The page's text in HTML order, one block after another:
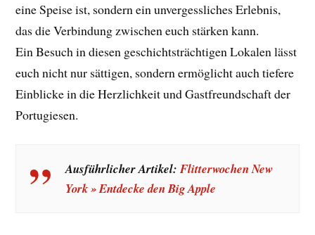
eine Speise ist, sondern ein unvergessliches Erlebnis,
das die Verbindung zwischen euch stärken kann.
Ein Besuch in diesen geschichtsträchtigen Lokalen lässt
euch nicht nur sättigen, sondern ermöglicht auch tiefere
Einblicke in die Herzlichkeit und Gastfreundschaft der
Portugiesen.
Ausführlicher Artikel: Flitterwochen New
York » Entdecke den Big Apple